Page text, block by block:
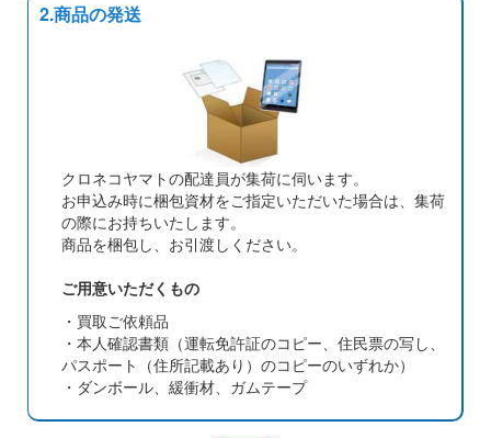
2.商品の発送
クロネコヤマトの配達員が集荷に伺います。
お申込み時に梱包資材をご指定いただいた場合は、集荷
の際にお持ちいたします。
商品を梱包し、お引渡しください。
ご用意いただくもの
・買取ご依頼品
・本人確認書類（運転免許証のコピー、住民票の写し、
パスポート（住所記載あり）のコピーのいずれか）
・ダンボール、緩衝材、ガムテープ